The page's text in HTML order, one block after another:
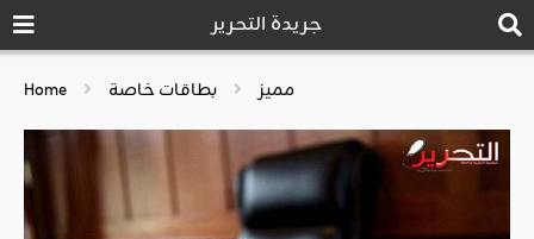
جريدة التحرير
Home مميز بطاقات خاصة